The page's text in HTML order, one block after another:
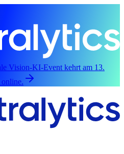
Vision-KI-Event kehrt am 13.